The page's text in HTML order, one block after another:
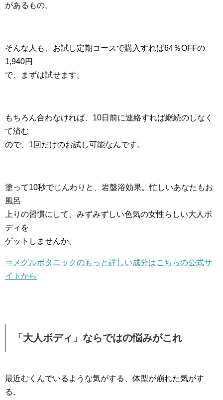
があるもの。
そんな人も、お試し定期コースで購入すれば64％OFFの
1,940円
で、まずは試せます。
もちろん合わなければ、10日前に連絡すれば継続のしなく
て済む
ので、1回だけのお試し可能なんです。
塗って10秒でじんわりと、岩盤浴効果。忙しいあなたもお
風呂
上りの習慣にして、みずみずしい色気の女性らしい大人ボ
ディを
ゲットしませんか。
⇒メグルボタニックのもっと詳しい成分はこちらの公式サ
イトから
「大人ボディ」ならではの悩みがこれ
最近むくんでいるような気がする、体型が崩れた気がす
る、